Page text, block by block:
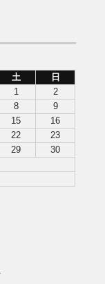
土 日
1
2
8
9
15
16
22
23
29
30